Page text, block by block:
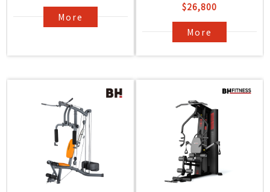
More
$26,800
More